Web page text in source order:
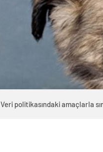
Veri politikasındaki amaçlarla